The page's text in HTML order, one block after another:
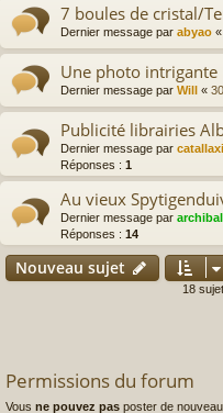
7 boules de cristal/
Dernier message par abyao «
Une photo intrigante
Dernier message par Will «
Publicité librairies
Dernier message par
Réponses : 1
Au vieux
Dernier message par
Réponses : 14
Nouveau sujet
18
Permissions du forum
Vous ne pouvez pas poster de